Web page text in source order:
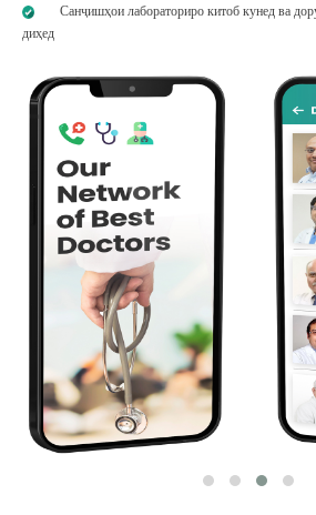
Санҷишҳои лабораториро китоб кунед ва
диҳед